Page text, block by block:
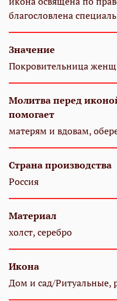
благословлена
Значение
Покровительница
Молитва перед
помогает
матерям и вдовам,
Страна производства
Россия
Материал
холст, серебро
Икона
Дом и сад/Ритуальные,